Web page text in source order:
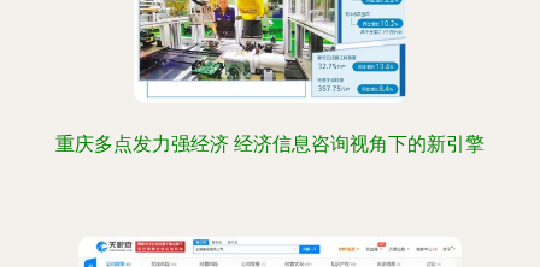
重庆多点发力强经济 经济信息咨询视角下的新引擎